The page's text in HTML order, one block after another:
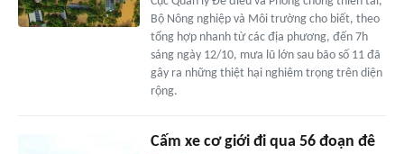
Bộ Nông nghiệp và Môi trường cho biết, theo
tổng hợp nhanh từ các địa phương, đến 7h
sáng ngày 12/10, mưa lũ lớn sau bão số 11 đã
gây ra những thiệt hại nghiêm trọng trên diện
rộng.
Cấm xe cơ giới đi qua 56 đoạn đê